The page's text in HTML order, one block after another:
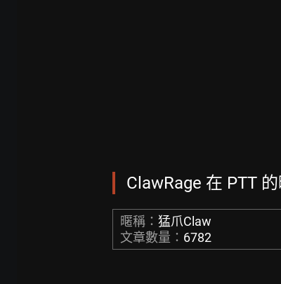
ClawRage 在 PTT
暱稱： 猛爪Claw
文章數量： 6782